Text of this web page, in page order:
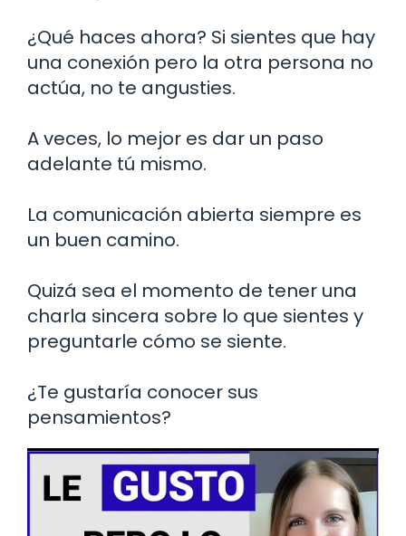
¿Qué haces ahora? Si sientes que hay
una conexión pero la otra persona no
actúa, no te angusties.
A veces, lo mejor es dar un paso
adelante tú mismo.
La comunicación abierta siempre es
un buen camino.
Quizá sea el momento de tener una
charla sincera sobre lo que sientes y
preguntarle cómo se siente.
¿Te gustaría conocer sus
pensamientos?